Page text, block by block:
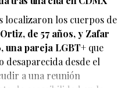
compartido por la pareja,
de un momento de
por elementos de
localizaron los cuerpos de
de 57 años, y Zafar
una pareja LGBT+que
desaparecida desde el
a una reunión